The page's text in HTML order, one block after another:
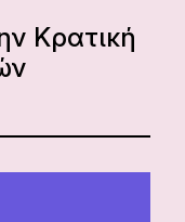
Κρατική